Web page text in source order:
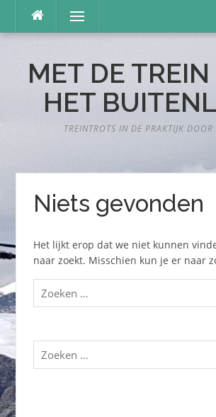
inhoud
Menu
MET DE
HET
TREINTROTS IN DE PRAKTIJK DOOR
Niets gevonden
Het lijkt erop dat we niet kunnen
naar zoekt. Misschien kun je er naar
Zoeken
naar:
Zoeken
naar: